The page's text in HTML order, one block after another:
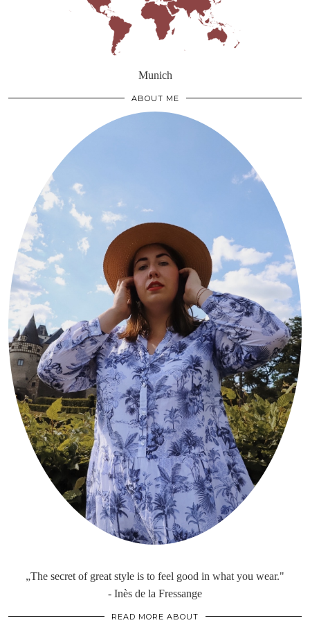
Munich
ABOUT ME
„The secret of great style is to feel good in what you wear."
- Inès de la Fressange
READ MORE ABOUT